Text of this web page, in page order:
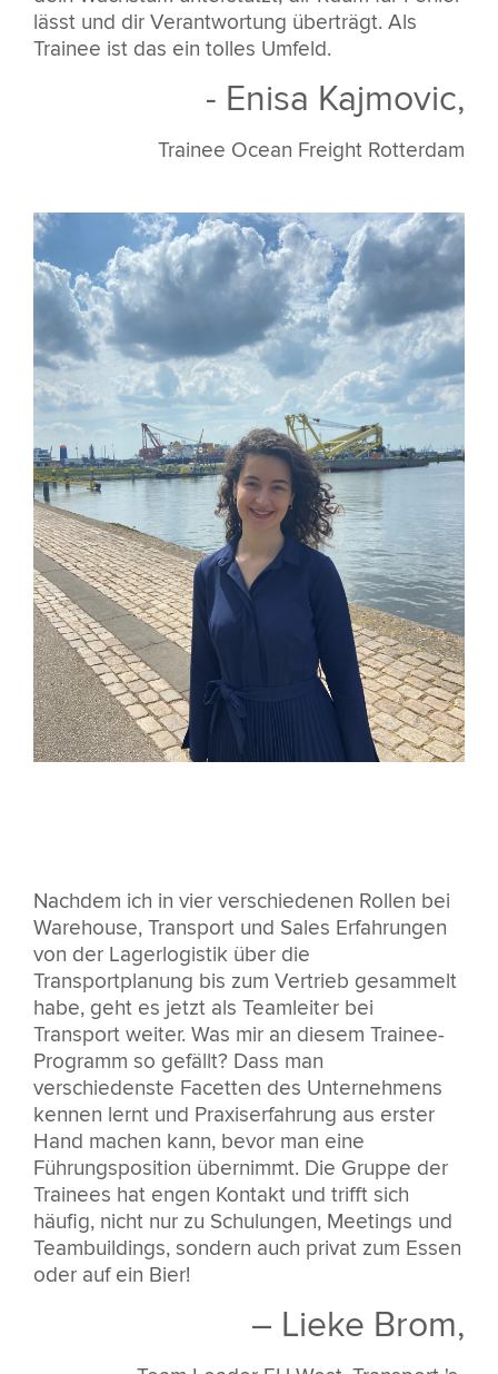
lässt und dir Verantwortung überträgt. Als
Trainee ist das ein tolles Umfeld.
- Enisa Kajmovic,
Trainee Ocean Freight Rotterdam
Nachdem ich in vier verschiedenen Rollen bei
Warehouse, Transport und Sales Erfahrungen
von der Lagerlogistik über die
Transportplanung bis zum Vertrieb gesammelt
habe, geht es jetzt als Teamleiter bei
Transport weiter. Was mir an diesem Trainee-
Programm so gefällt? Dass man
verschiedenste Facetten des Unternehmens
kennen lernt und Praxiserfahrung aus erster
Hand machen kann, bevor man eine
Führungsposition übernimmt. Die Gruppe der
Trainees hat engen Kontakt und trifft sich
häufig, nicht nur zu Schulungen, Meetings und
Teambuildings, sondern auch privat zum Essen
oder auf ein Bier!
– Lieke Brom,